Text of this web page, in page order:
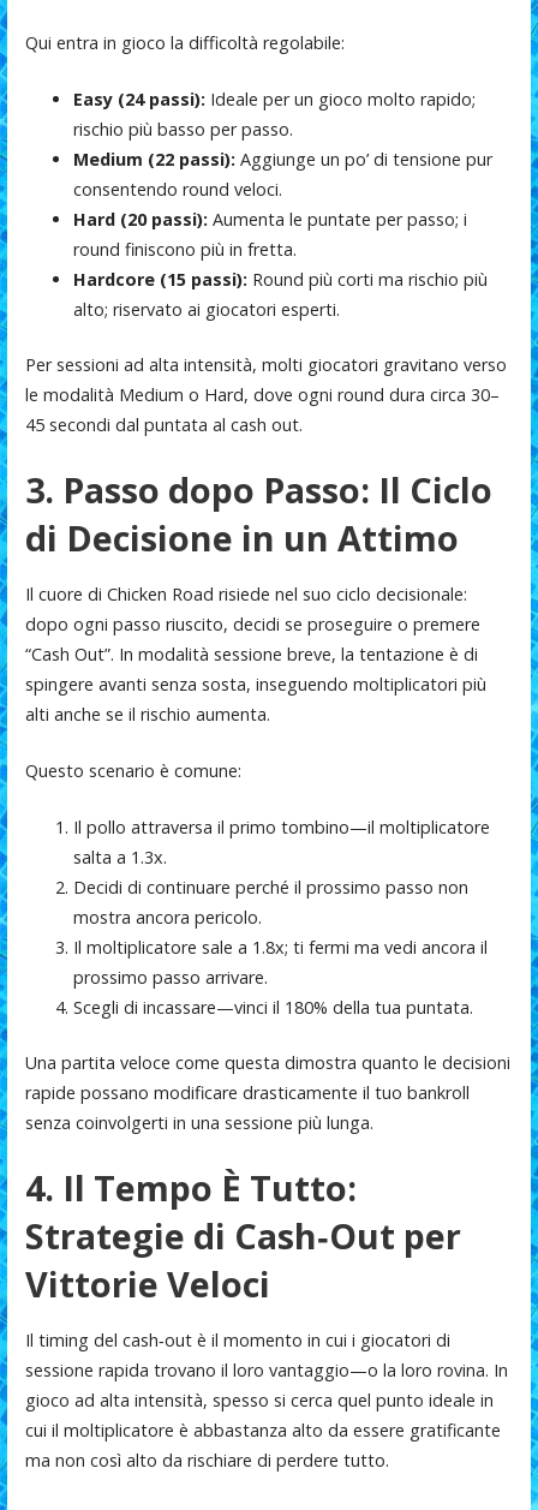
Qui entra in gioco la difficoltà regolabile:
Easy (24 passi): Ideale per un gioco molto rapido;
rischio più basso per passo.
Medium (22 passi): Aggiunge un po’ di tensione pur
consentendo round veloci.
Hard (20 passi): Aumenta le puntate per passo; i
round finiscono più in fretta.
Hardcore (15 passi): Round più corti ma rischio più
alto; riservato ai giocatori esperti.
Per sessioni ad alta intensità, molti giocatori gravitano verso
le modalità Medium o Hard, dove ogni round dura circa 30–
45 secondi dal puntata al cash out.
3. Passo dopo Passo: Il Ciclo
di Decisione in un Attimo
Il cuore di Chicken Road risiede nel suo ciclo decisionale:
dopo ogni passo riuscito, decidi se proseguire o premere
“Cash Out”. In modalità sessione breve, la tentazione è di
spingere avanti senza sosta, inseguendo moltiplicatori più
alti anche se il rischio aumenta.
Questo scenario è comune:
Il pollo attraversa il primo tombino—il moltiplicatore
salta a 1.3x.
Decidi di continuare perché il prossimo passo non
mostra ancora pericolo.
Il moltiplicatore sale a 1.8x; ti fermi ma vedi ancora il
prossimo passo arrivare.
Scegli di incassare—vinci il 180% della tua puntata.
Una partita veloce come questa dimostra quanto le decisioni
rapide possano modificare drasticamente il tuo bankroll
senza coinvolgerti in una sessione più lunga.
4. Il Tempo È Tutto:
Strategie di Cash‑Out per
Vittorie Veloci
Il timing del cash‑out è il momento in cui i giocatori di
sessione rapida trovano il loro vantaggio—o la loro rovina. In
gioco ad alta intensità, spesso si cerca quel punto ideale in
cui il moltiplicatore è abbastanza alto da essere gratificante
ma non così alto da rischiare di perdere tutto.